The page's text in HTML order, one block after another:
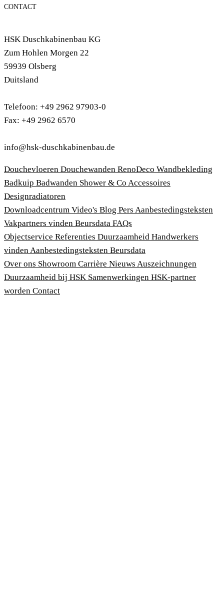
CONTACT
HSK Duschkabinenbau KG
Zum Hohlen Morgen 22
59939 Olsberg
Duitsland
Telefoon: +49 2962 97903-0
Fax: +49 2962 6570
info@hsk-duschkabinenbau.de
Douchevloeren Douchewanden RenoDeco Wandbekleding
Badkuip Badwanden Shower & Co Accessoires
Designradiatoren
Downloadcentrum Video's Blog Pers Aanbestedingsteksten
Vakpartners vinden Beursdata FAQs
Objectservice Referenties Duurzaamheid Handwerkers
vindenAanbestedingsteksten Beursdata
Over ons Showroom Carrière Nieuws Auszeichnungen
Duurzaamheid bij HSK Samenwerkingen HSK-partner
worden Contact